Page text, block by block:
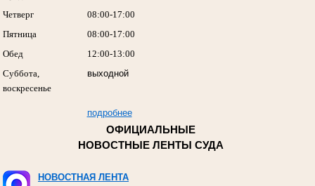
Четверг
08:00-17:00
Пятница
08:00-17:00
Обед
12:00-13:00
Суббота,
воскресенье
выходной
подробнее
ОФИЦИАЛЬНЫЕ
НОВОСТНЫЕ ЛЕНТЫ СУДА
НОВОСТНАЯ ЛЕНТА